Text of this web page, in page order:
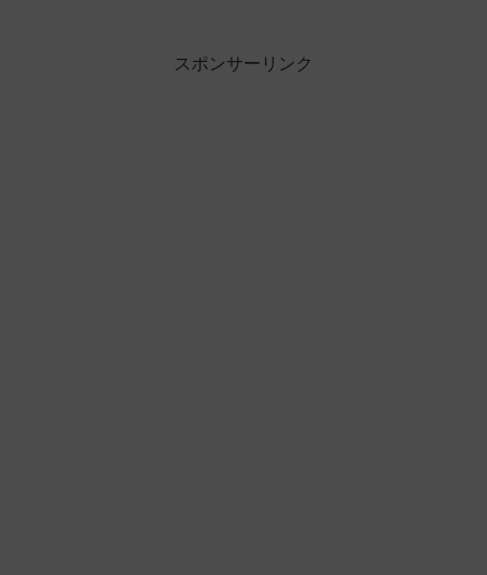
スポンサーリンク